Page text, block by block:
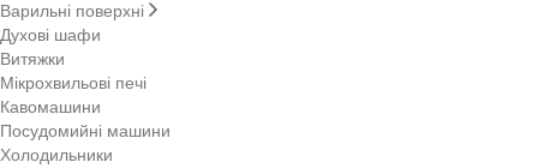
Варильні поверхні
Духові шафи
Витяжки
Мікрохвильові печі
Кавомашини
Посудомийні машини
Холодильники